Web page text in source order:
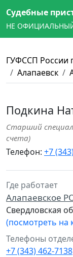
Судебные
НЕ
ГУФССП России
Алапаевск
Подкина
Старший
счета)
Телефон: +7
Где работает
Алапаевское
Свердловская
(посмотреть на
Телефоны
+7 (343) 462-7138